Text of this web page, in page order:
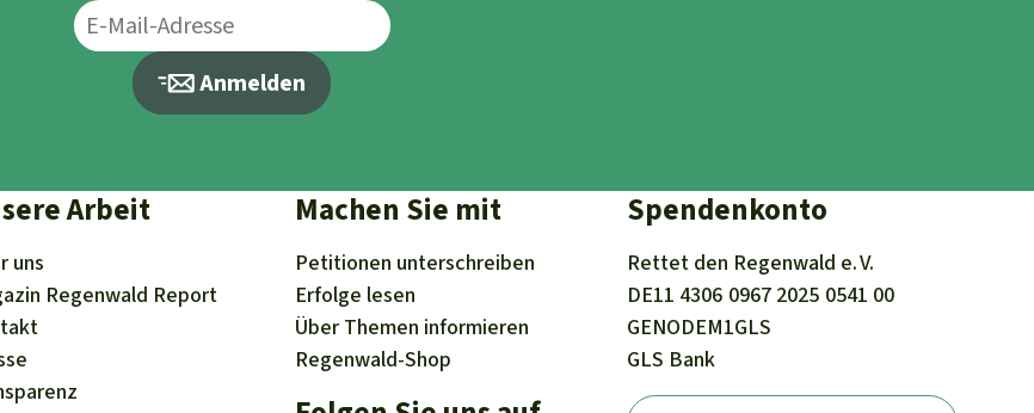
Anmelden
Arbeit
uns
Regenwald Report
Machen Sie mit
Petitionen unterschreiben
Erfolge lesen
Über Themen informieren
Regenwald-Shop
Spendenkonto
Rettet den Regenwald e. V.
DE11 4306 0967 2025 0541 00
GENODEM1GLS
GLS Bank